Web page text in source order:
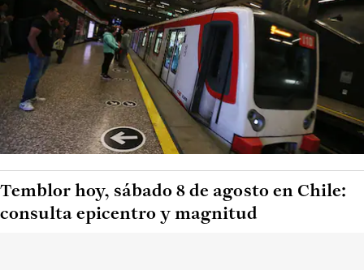
Temblor hoy, sábado 8 de agosto en Chile:
consulta epicentro y magnitud